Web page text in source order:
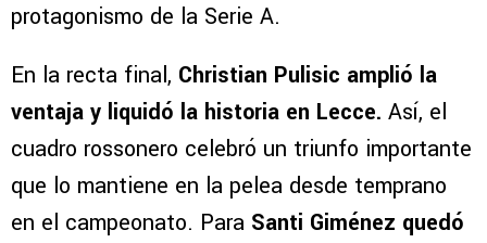
protagonismo de la Serie A.
En la recta final, Christian Pulisic amplió la
ventaja y liquidó la historia en Lecce. Así, el
cuadro rossonero celebró un triunfo importante
que lo mantiene en la pelea desde temprano
en el campeonato. Para Santi Giménez quedó